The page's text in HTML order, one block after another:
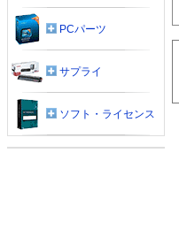
PCパーツ
サプライ
ソフト・ライセンス